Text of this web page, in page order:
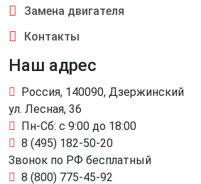
Замена двигателя
Контакты
Наш адрес
Россия, 140090, Дзержинский
ул. Лесная, 36
Пн-Сб: с 9:00 до 18:00
8 (495) 182-50-20
Звонок по РФ бесплатный
8 (800) 775-45-92